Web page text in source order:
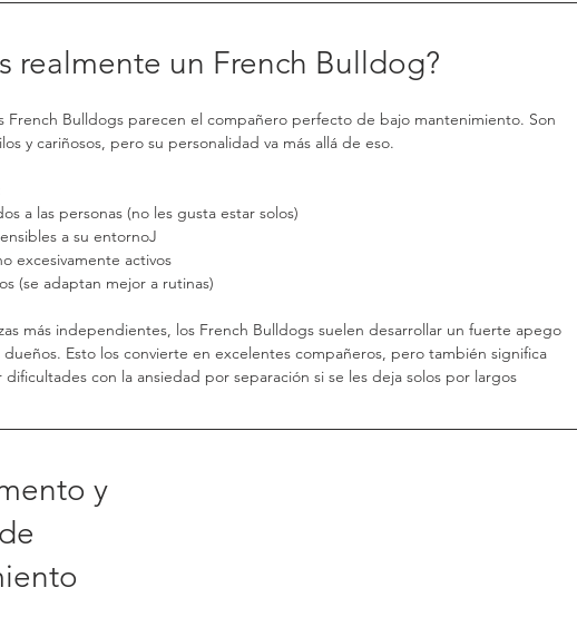
realmente un French Bulldog?
French Bulldogs parecen el compañero perfecto de bajo mantenimiento. Son
y cariñosos, pero su personalidad va más allá de eso.
a las personas (no les gusta estar solos)
a su entornoJ
excesivamente activos
(se adaptan mejor a rutinas)
más independientes, los French Bulldogs suelen desarrollar un fuerte apego
dueños. Esto los convierte en excelentes compañeros, pero también significa
con la ansiedad por separación si se les deja solos por largos
y